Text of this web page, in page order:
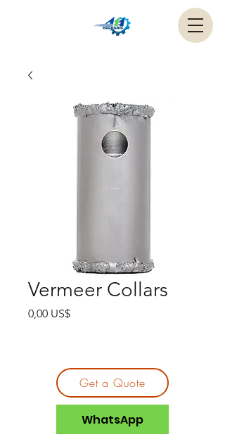
Vermeer Collars
0,00 US$Precio
Get a Quote
WhatsApp